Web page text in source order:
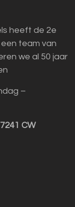
heeft de 2e
team van
we al 50 jaar
–
CW